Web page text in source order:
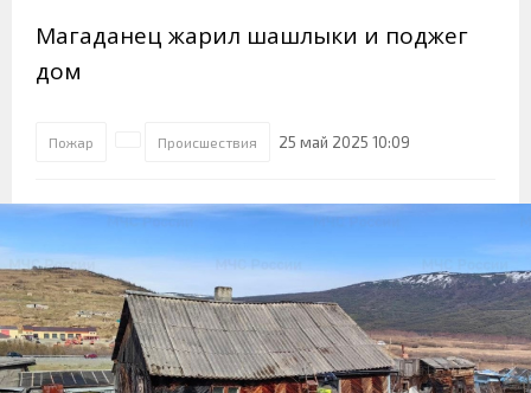
Магаданец жарил шашлыки и поджег
дом
Пожар Происшествия 25 май 2025 10:09